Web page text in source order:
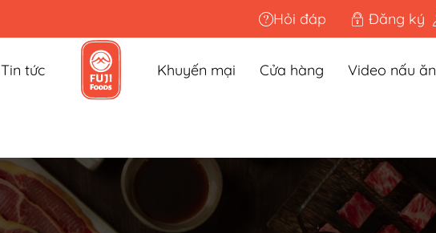
Hỏi đáp Đăng ký
Tin tức Khuyến mại Cửa hàng Video nấu ăn